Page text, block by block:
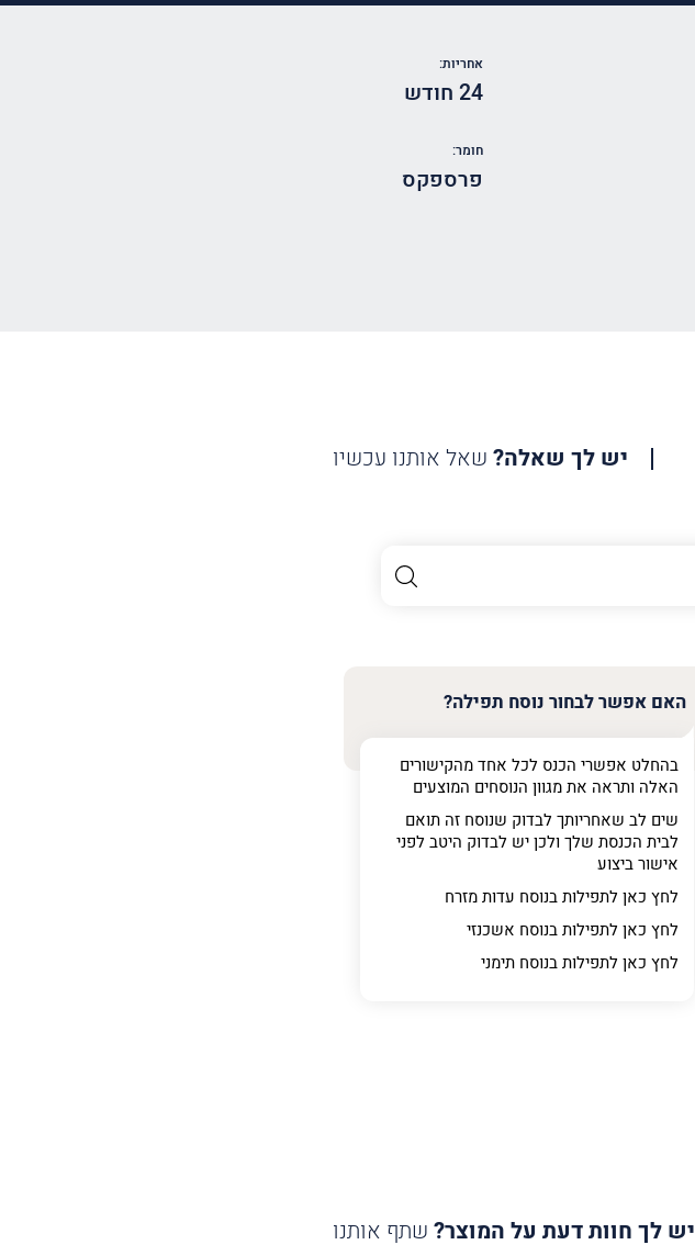
אחריות:
24 חודש
חומר:
פרספקס
יש לך שאלה? שאל אותנו עכשיו
האם אפשר לבחור נוסח תפילה?
בהחלט אפשרי הכנס לכל אחד מהקישורים
האלה ותראה את מגוון הנוסחים המוצעים
שים לב שאחריותך לבדוק שנוסח זה תואם
לבית הכנסת שלך ולכן יש לבדוק היטב לפני
אישור ביצוע
לחץ כאן לתפילות בנוסח עדות מזרח
לחץ כאן לתפילות בנוסח אשכנזי
לחץ כאן לתפילות בנוסח תימני
יש לך חוות דעת על המוצר? שתף אותנו